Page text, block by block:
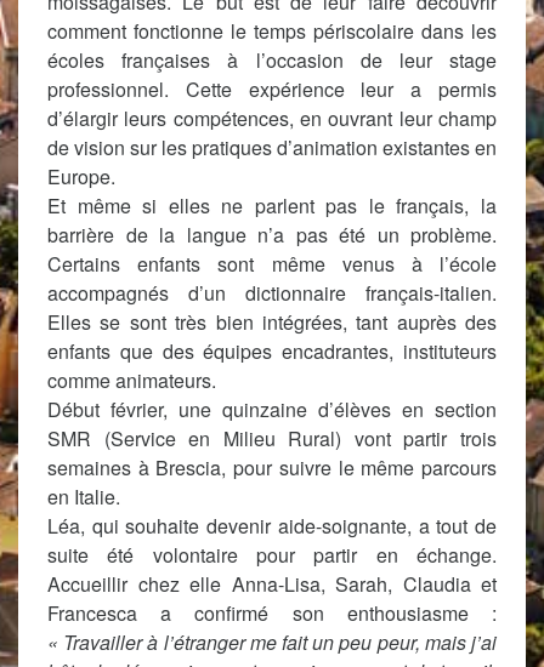
comment fonctionne le temps périscolaire dans les
écoles françaises à l’occasion de leur stage
professionnel. Cette expérience leur a permis
d’élargir leurs compétences, en ouvrant leur champ
de vision sur les pratiques d’animation existantes en
Europe.
Et même si elles ne parlent pas le français, la
barrière de la langue n’a pas été un problème.
Certains enfants sont même venus à l’école
accompagnés d’un dictionnaire français-italien.
Elles se sont très bien intégrées, tant auprès des
enfants que des équipes encadrantes, instituteurs
comme animateurs.
Début février, une quinzaine d’élèves en section
SMR (Service en Milieu Rural) vont partir trois
semaines à Brescia, pour suivre le même parcours
en Italie.
Léa, qui souhaite devenir aide-soignante, a tout de
suite été volontaire pour partir en échange.
Accueillir chez elle Anna-Lisa, Sarah, Claudia et
Francesca a confirmé son enthousiasme :
« Travailler à l’étranger me fait un peu peur, mais j’ai